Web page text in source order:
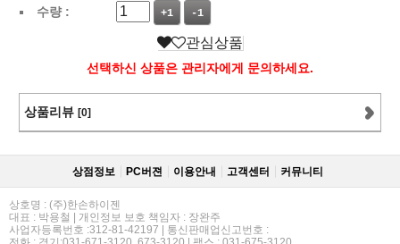
수량 :
+1 -1
관심상품
선택하신 상품은 관리자에게 문의하세요.
상품리뷰 [0]
상점정보 PC버젼 이용안내 고객센터 커뮤니티
상호명 : (주)한손하이젠
대표 : 박용철 | 개인정보 보호 책임자 : 장완주
사업자등록번호 :312-81-42197 | 통신판매업신고번호 :